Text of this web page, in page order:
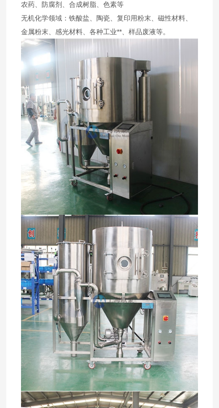
农药、防腐剂、合成树脂、色素等
无机化学领域：铁酸盐、陶瓷、复印用粉末、磁性材料、
金属粉末、感光材料、各种工业**、样品废液等。